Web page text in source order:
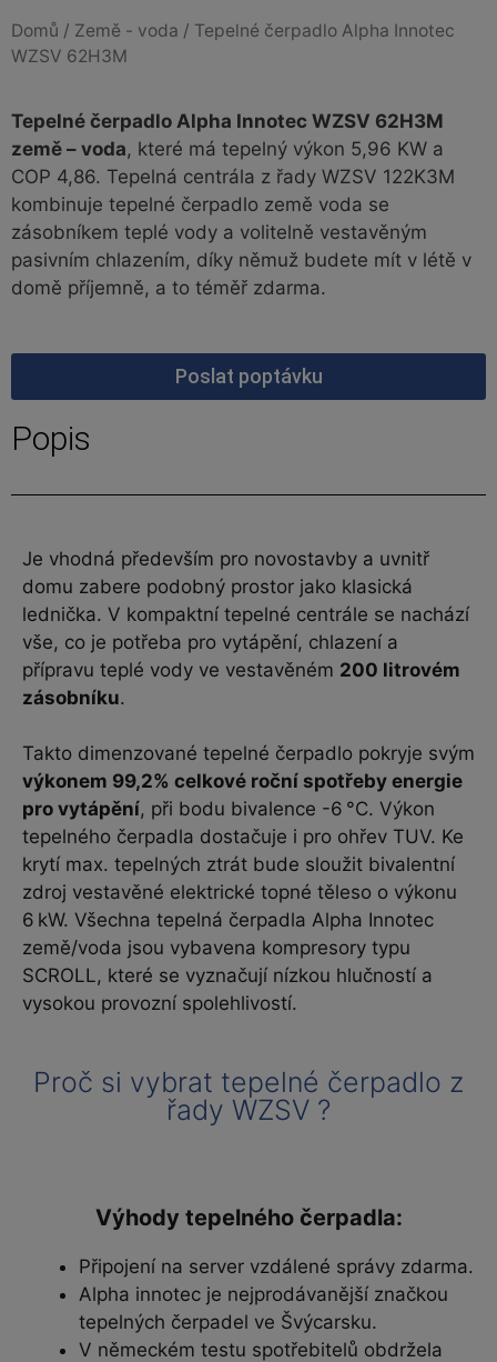
Domů / Země - voda / Tepelné čerpadlo Alpha Innotec
WZSV 62H3M
Tepelné čerpadlo Alpha Innotec WZSV 62H3M
země – voda, které má tepelný výkon 5,96 KW a
COP 4,86. Tepelná centrála z řady WZSV 122K3M
kombinuje tepelné čerpadlo země voda se
zásobníkem teplé vody a volitelně vestavěným
pasivním chlazením, díky němuž budete mít v létě v
domě příjemně, a to téměř zdarma.
Poslat poptávku
Popis
Je vhodná především pro novostavby a uvnitř
domu zabere podobný prostor jako klasická
lednička. V kompaktní tepelné centrále se nachází
vše, co je potřeba pro vytápění, chlazení a
přípravu teplé vody ve vestavěném 200 litrovém
zásobníku.
Takto dimenzované tepelné čerpadlo pokryje svým
výkonem 99,2% celkové roční spotřeby energie
pro vytápění, při bodu bivalence -6 °C. Výkon
tepelného čerpadla dostačuje i pro ohřev TUV. Ke
krytí max. tepelných ztrát bude sloužit bivalentní
zdroj vestavěné elektrické topné těleso o výkonu
6 kW. Všechna tepelná čerpadla Alpha Innotec
země/voda jsou vybavena kompresory typu
SCROLL, které se vyznačují nízkou hlučností a
vysokou provozní spolehlivostí.
Proč si vybrat tepelné čerpadlo z
řady WZSV ?
Výhody tepelného čerpadla:
Připojení na server vzdálené správy zdarma.
Alpha innotec je nejprodávanější značkou
tepelných čerpadel ve Švýcarsku.
V německém testu spotřebitelů obdržela